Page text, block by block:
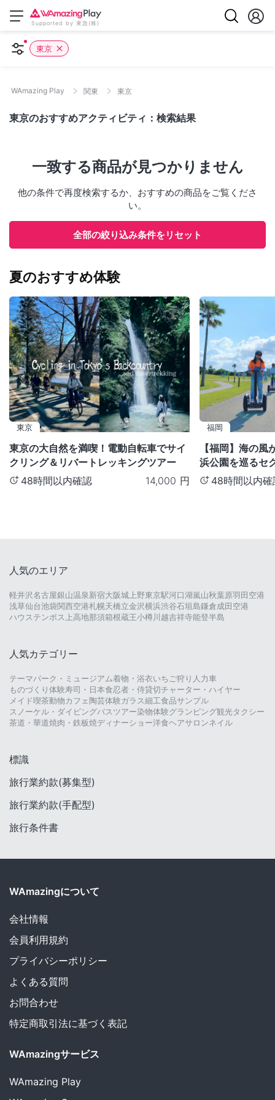
Supported by 東急(株)
東京
WAmazing Play 関東 東京
東京のおすすめアクティビティ：検索結果
一致する商品が見つかりません
他の条件で再度検索するか、おすすめの商品をご覧くださ
い。
全部の絞り込み条件をリセット
夏のおすすめ体験
東京
東京の大自然を満喫！電動自転車でサイ
クリング＆リバートレッキングツアー
48時間以内確認
14,000 円
福岡
【福岡】海の
浜公園を巡るセ
48時間以内確
人気のエリア
軽井沢名古屋銀山温泉新宿大阪城 上野東京駅河口湖嵐山秋葉原羽田空港
浅草仙台池袋関西空港札幌天橋立金沢横浜渋谷石垣島鎌倉成田空港
ハウステンボス 上高地那須箱根蔵王小樽 川越吉祥寺能登半島
人気カテゴリー
テーマパーク・ミュージアム着物・浴衣いちご狩り 人力車
ものづくり体験寿司・日本食忍者・侍貸切チャーター・ハイヤー
メイド喫茶動物カフェ陶芸体験ガラス細工食品サンプル
スノーケル・ダイビングバスツアー染物体験グランピング観光タクシー
茶道・華道焼肉・鉄板焼ディナーショー洋食ヘアサロンネイル
標識
旅行業約款(募集型)
旅行業約款(手配型)
旅行条件書
WAmazingについて
会社情報
会員利用規約
プライバシーポリシー
よくある質問
お問合わせ
特定商取引法に基づく表記
WAmazingサービス
WAmazing Play